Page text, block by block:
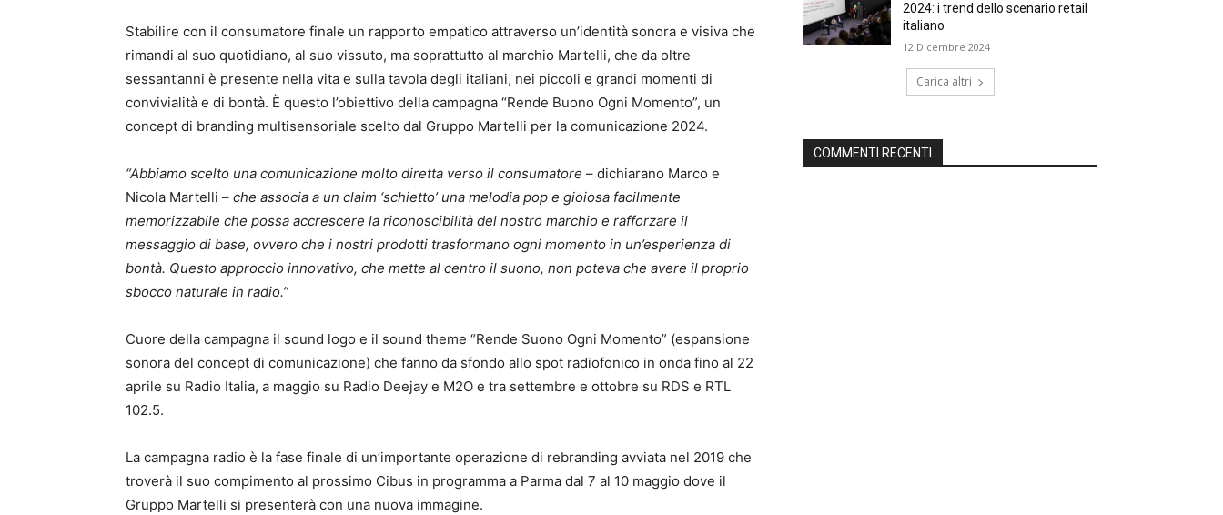
Stabilire con il consumatore finale un rapporto empatico attraverso un’identità sonora e visiva che
rimandi al suo quotidiano, al suo vissuto, ma soprattutto al marchio Martelli, che da oltre
sessant’anni è presente nella vita e sulla tavola degli italiani, nei piccoli e grandi momenti di
convivialità e di bontà. È questo l’obiettivo della campagna “Rende Buono Ogni Momento”, un
concept di branding multisensoriale scelto dal Gruppo Martelli per la comunicazione 2024.
“Abbiamo scelto una comunicazione molto diretta verso il consumatore – dichiarano Marco e
Nicola Martelli – che associa a un claim ‘schietto’ una melodia pop e gioiosa facilmente
memorizzabile che possa accrescere la riconoscibilità del nostro marchio e rafforzare il
messaggio di base, ovvero che i nostri prodotti trasformano ogni momento in un’esperienza di
bontà. Questo approccio innovativo, che mette al centro il suono, non poteva che avere il proprio
sbocco naturale in radio.”
Cuore della campagna il sound logo e il sound theme “Rende Suono Ogni Momento” (espansione
sonora del concept di comunicazione) che fanno da sfondo allo spot radiofonico in onda fino al 22
aprile su Radio Italia, a maggio su Radio Deejay e M2O e tra settembre e ottobre su RDS e RTL
102.5.
La campagna radio è la fase finale di un’importante operazione di rebranding avviata nel 2019 che
troverà il suo compimento al prossimo Cibus in programma a Parma dal 7 al 10 maggio dove il
Gruppo Martelli si presenterà con una nuova immagine.
2024: i trend dello scenario retail
italiano
12 Dicembre 2024
Carica altri
COMMENTI RECENTI